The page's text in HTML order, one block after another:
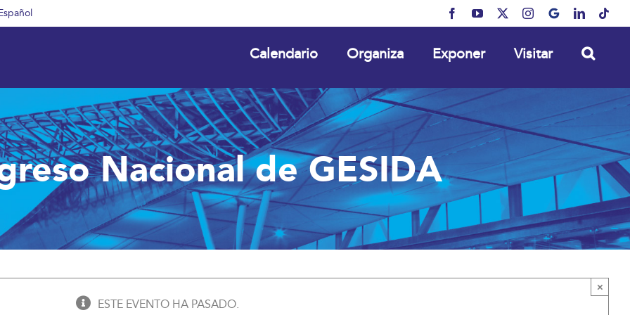
FacebookYouTube Instagram
MyBusinessLinkedIn
Calendario Organiza Exponer Visitar
Nacional de GESIDA
ESTE EVENTO HA PASADO.
×